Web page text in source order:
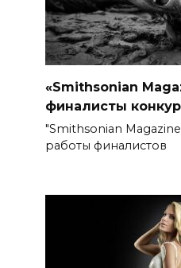
«Smithsonian
финалисты
"Smithsonian
работы финалистов